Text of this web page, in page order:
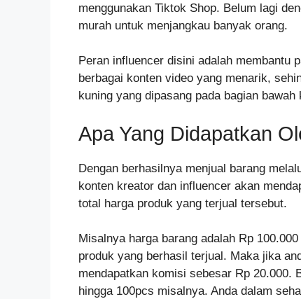
menggunakan Tiktok Shop. Belum lagi
murah untuk menjangkau banyak orang.
Peran influencer disini adalah membantu
berbagai konten video yang menarik,
kuning yang dipasang pada bagian
Apa Yang Didapatkan
Dengan berhasilnya menjual barang
konten kreator dan influencer akan
total harga produk yang terjual tersebut.
Misalnya harga barang adalah Rp
produk yang berhasil terjual. Maka jika
mendapatkan komisi sebesar Rp 20.000.
hingga 100pcs misalnya. Anda dalam